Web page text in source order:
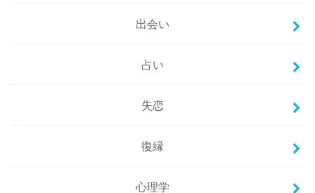
出会い
占い
失恋
復縁
心理学